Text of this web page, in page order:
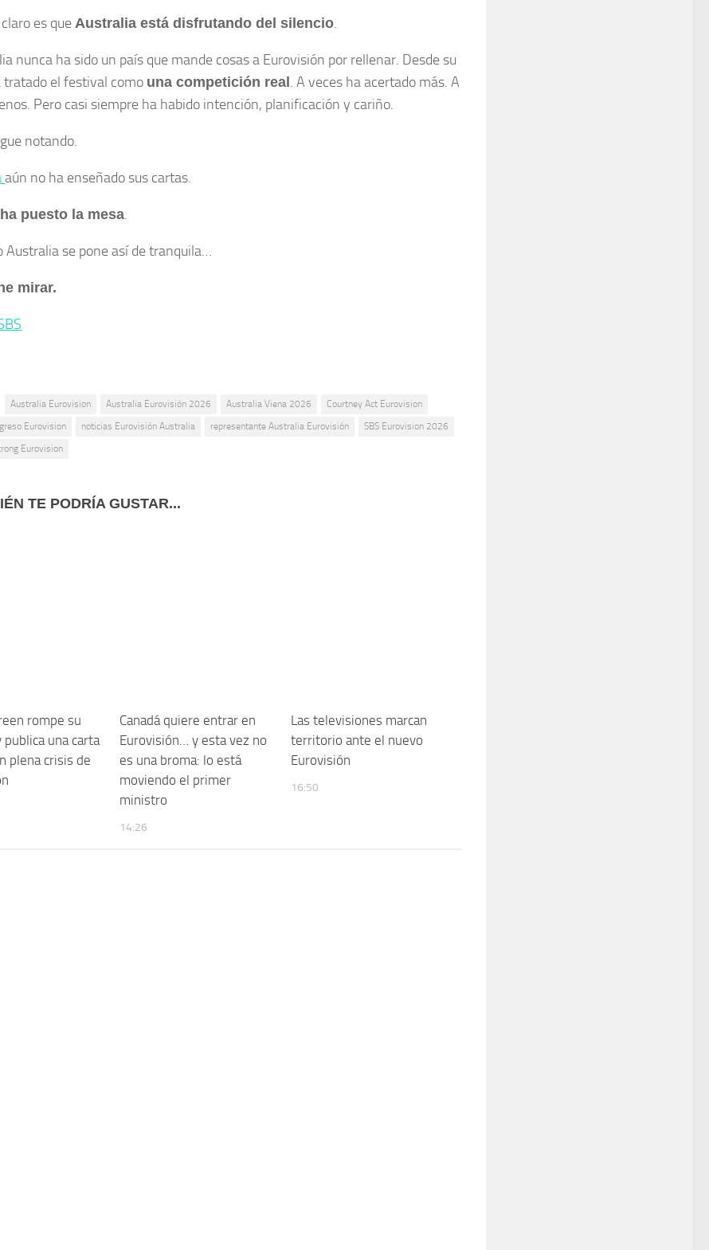
es queAustralia está disfrutando del silencio.
nunca ha sido un país que mande cosas a Eurovisión por rellenar. Desde su
tratado el festival como una competición real . A veces ha acertado más. A
Pero casi siempre ha habido intención, planificación y cariño.
notando.
aún no ha enseñado sus cartas.
puesto la mesa.
Australia se pone así de tranquila…
mirar.
Australia Eurovision Australia Eurovisión 2026 Australia Viena 2026
Courtney Act Eurovision
Eurovision
noticias Eurovisión Australia representante Australia Eurovisión
SBS Eurovision 2026
Eurovision
TE PODRÍA GUSTAR...
rompe su
publica una carta
plena crisis de
Canadá quiere entrar en
Eurovisión… y esta vez no
es una broma: lo está
moviendo el primer
ministro
14:26
Las televisiones marcan
territorio ante el nuevo
Eurovisión
16:50